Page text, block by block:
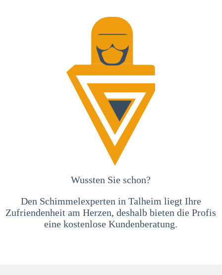
Wussten Sie schon?
Den Schimmelexperten in Talheim liegt Ihre
Zufriendenheit am Herzen, deshalb bieten die Profis
eine kostenlose Kundenberatung.